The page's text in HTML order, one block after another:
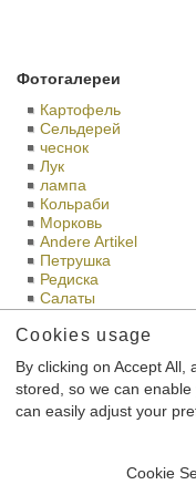
Фотогалереи
Картофель
Сельдерей
чеснок
Лук
лампа
Кольраби
Морковь
Andere Artikel
Петрушка
Редиска
Салаты
Bramko в социальных
Это сайт BRAMKO
зарегистрирован в
Cookies usage
By clicking on Accept All,
stored, so we can
can easily adjust your
Cookie